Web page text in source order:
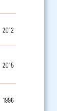
2012
2015
1996